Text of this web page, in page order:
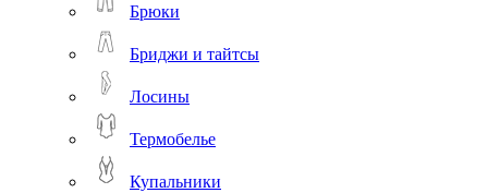
Брюки
Бриджи и тайтсы
Лосины
Термобелье
Купальники